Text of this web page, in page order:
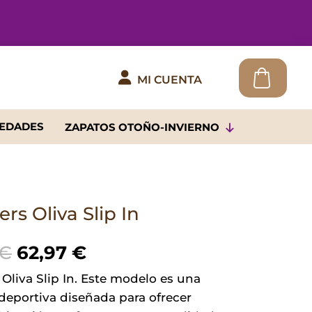
 MI CUENTA
ZAPATOS OTOÑO-INVIERNO
Oliva Slip In
El
precio
original
62,97 €El
precio
actual
Slip In. Este modelo es una
diseñada para ofrecer